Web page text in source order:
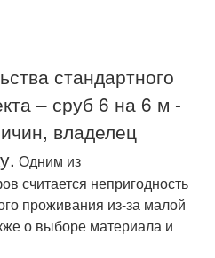
стандартного
– сруб 6 на 6 м -
владелец
Одним из
считается непригодность
проживания из-за малой
о выборе материала и